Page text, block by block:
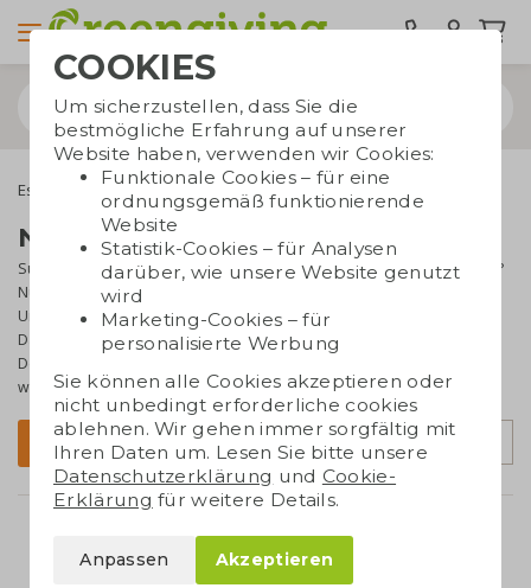
Essbare Werbegeschenke Nussmischungen
Nussmischungen bedrucken
Suchen Sie ein geschmackvolles und nachhaltiges Werbegeschenk?
Nussmischungen sind eine gesunde Aufmerksamkeit für
Unternehmen, die bewusst handeln. Ideal als Giveaway,
Dankeschön oder Teil eines Geschenkpakets. Mit Ihrem Logo oder
Design in Ihrer Corporate Identity werden sie zu einem
wirkungsvollen Werbemittel!
Filter Sortierung
COOKIES
Um sicherzustellen, dass Sie die
bestmögliche Erfahrung auf unserer
Website haben, verwenden wir Cookies:
Funktionale Cookies – für eine
ordnungsgemäß funktionierende
Website
Statistik-Cookies – für Analysen
darüber, wie unsere Website genutzt
wird
Marketing-Cookies – für
personalisierte Werbung
Sie können alle Cookies akzeptieren oder
nicht unbedingt erforderliche cookies
ablehnen. Wir gehen immer sorgfältig mit
Ihren Daten um. Lesen Sie bitte unsere
Datenschutzerklärung und Cookie-
Erklärung für weitere Details.
Anpassen Akzeptieren